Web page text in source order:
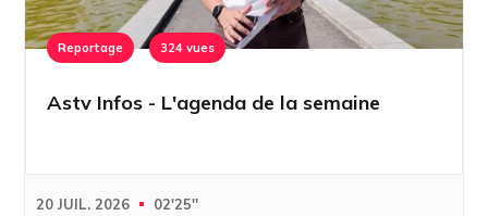
Reportage 324 vues
Astv Infos - L'agenda de la semaine
20 JUIL. 2026 02'25''